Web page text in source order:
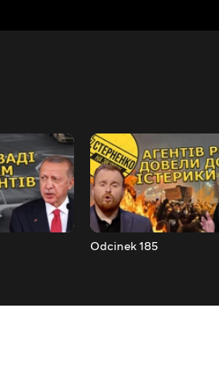
Odcinek 185